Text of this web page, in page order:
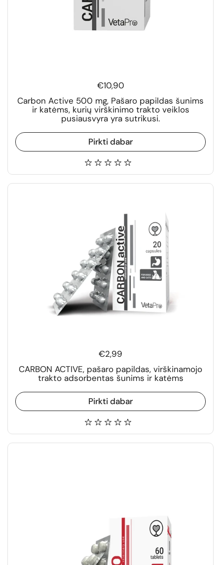
€10,90
Carbon Active 500 mg, Pašaro papildas šunims
ir katėms, kurių virškinimo trakto veiklos
pusiausvyra yra sutrikusi.
Pirkti dabar
€2,99
CARBON ACTIVE, pašaro papildas, virškinamojo
trakto adsorbentas šunims ir katėms
Pirkti dabar